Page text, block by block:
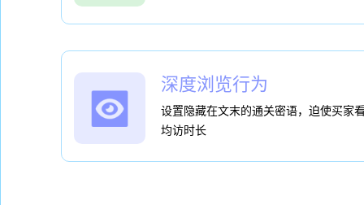
深度浏览行为
设置隐藏在文末的通关密语，迫使买家
均访时长